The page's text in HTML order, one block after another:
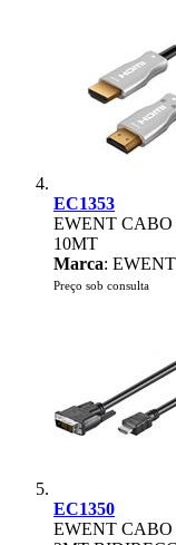
EC1353
EWENT
10MT
Marca:
Preço sob consulta
EC1350
EWENT